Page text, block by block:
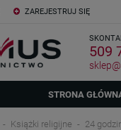
ZAREJESTRUJ SIĘ
509
STRONA
Książki religijne 24